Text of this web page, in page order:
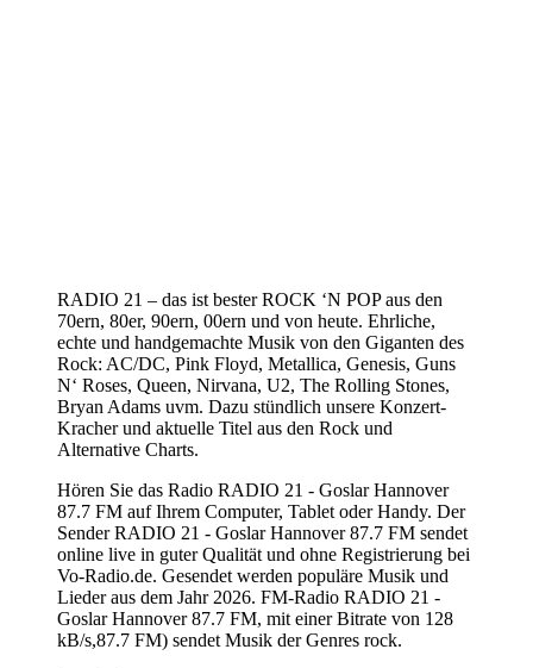
RADIO 21 – das ist bester ROCK ‘N POP aus den
70ern, 80er, 90ern, 00ern und von heute. Ehrliche,
echte und handgemachte Musik von den Giganten des
Rock: AC/DC, Pink Floyd, Metallica, Genesis, Guns
N‘ Roses, Queen, Nirvana, U2, The Rolling Stones,
Bryan Adams uvm. Dazu stündlich unsere Konzert-
Kracher und aktuelle Titel aus den Rock und
Alternative Charts.
Hören Sie das Radio RADIO 21 - Goslar Hannover
87.7 FM auf Ihrem Computer, Tablet oder Handy. Der
Sender RADIO 21 - Goslar Hannover 87.7 FM sendet
online live in guter Qualität und ohne Registrierung bei
Vo-Radio.de. Gesendet werden populäre Musik und
Lieder aus dem Jahr 2026. FM-Radio RADIO 21 -
Goslar Hannover 87.7 FM, mit einer Bitrate von 128
kB/s,87.7 FM) sendet Musik der Genres rock.